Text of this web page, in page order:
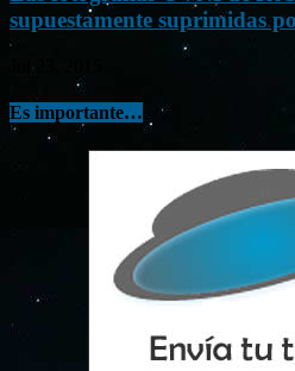
supuestamente suprimidas
Es importante…